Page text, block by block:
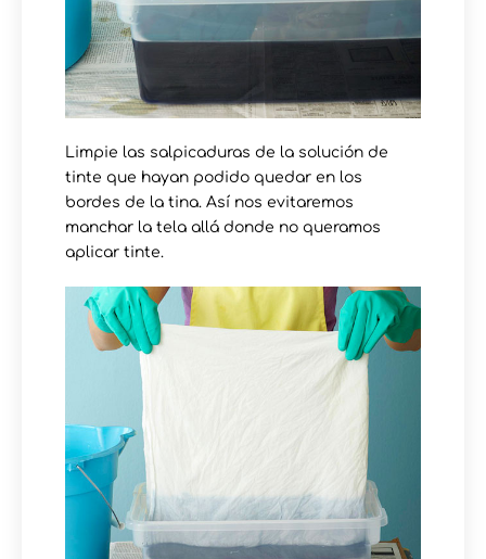
Limpie las salpicaduras de la solución de
tinte que hayan podido quedar en los
bordes de la tina. Así nos evitaremos
manchar la tela allá donde no queramos
aplicar tinte.